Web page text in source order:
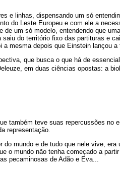
e linhas, dispensando um só
do Leste Europeu e com ele a
um só modelo, entendendo que
do território fixo das partituras e
mesma depois que Einstein lançou a
que busca o que há de
em duas ciências opostas: a
também teve suas repercussões no
representação.
do mundo e de tudo que nele vive,
o mundo não tenha começado a
pecaminosas de Adão e Eva...